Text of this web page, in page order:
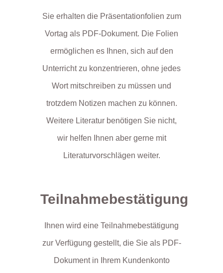
Sie erhalten die Präsentationfolien zum
Vortag als PDF-Dokument. Die Folien
ermöglichen es Ihnen, sich auf den
Unterricht zu konzentrieren, ohne jedes
Wort mitschreiben zu müssen und
trotzdem Notizen machen zu können.
Weitere Literatur benötigen Sie nicht,
wir helfen Ihnen aber gerne mit
Literaturvorschlägen weiter.
Teilnahmebestätigung
Ihnen wird eine Teilnahmebestätigung
zur Verfügung gestellt, die Sie als PDF-
Dokument in Ihrem Kundenkonto